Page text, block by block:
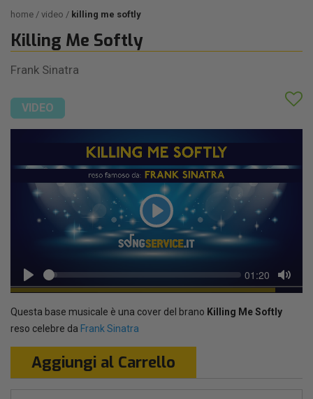
home video killing me softly
Killing Me Softly
Frank Sinatra
VIDEO
Play
Play
Seek Current
time
01:20
Mute
Questa base musicale è una cover del brano Killing Me Softly
reso celebre da Frank Sinatra
Aggiungi al Carrello